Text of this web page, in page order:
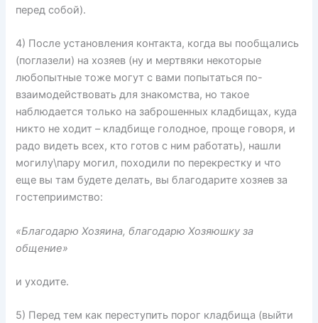
перед собой).
4) После установления контакта, когда вы пообщались
(поглазели) на хозяев (ну и мертвяки некоторые
любопытные тоже могут с вами попытаться по-
взаимодействовать для знакомства, но такое
наблюдается только на заброшенных кладбищах, куда
никто не ходит – кладбище голодное, проще говоря, и
радо видеть всех, кто готов с ним работать), нашли
могилу\пару могил, походили по перекрестку и что
еще вы там будете делать, вы благодарите хозяев за
гостеприимство:
«Благодарю Хозяина, благодарю Хозяюшку за
общение»
и уходите.
5) Перед тем как переступить порог кладбища (выйти